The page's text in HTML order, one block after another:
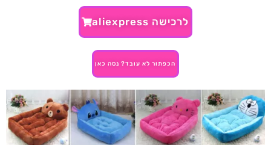
לרכישה aliexpress
הכפתור לא עובד? נסה כאן